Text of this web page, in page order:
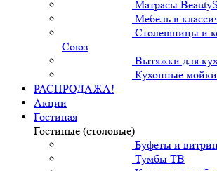
Матрасы
Мебель в
Столешницы и
Союз
Вытяжки для
Кухонные
РАСПРОДАЖА!
Акции
Гостиная
Гостиные (столовые)
Буфеты и
Тумбы ТВ